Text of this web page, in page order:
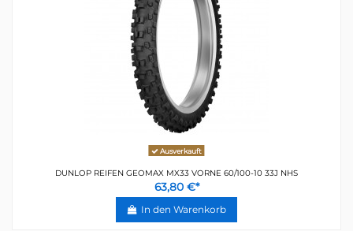
Ausverkauft
DUNLOP REIFEN GEOMAX MX33 VORNE 60/100-10 33J NHS
63,80 €*
In den Warenkorb